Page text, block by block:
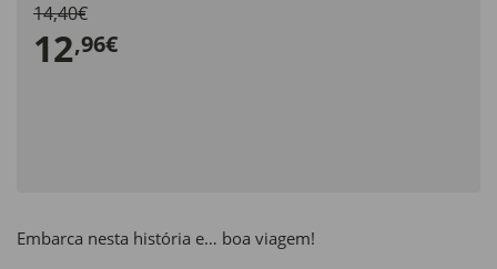
14,40€
12,96€
Embarca nesta história e… boa viagem!